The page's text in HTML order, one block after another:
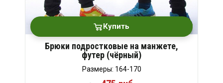
Купить
Брюки подростковые на манжете,
футер (чёрный)
Размеры: 164-170